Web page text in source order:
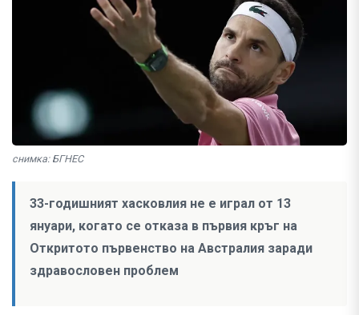
снимка: БГНЕС
33-годишният хасковлия не е играл от 13
януари, когато се отказа в първия кръг на
Откритото първенство на Австралия заради
здравословен проблем